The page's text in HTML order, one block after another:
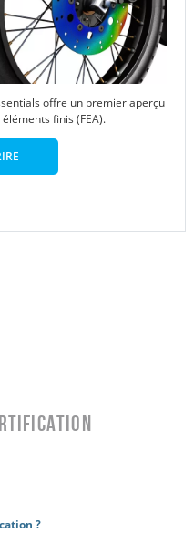
offre un premier aperçu
finis (FEA).
?